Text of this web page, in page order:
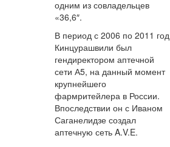
одним из совладельцев
«36,6″.
В период с 2006 по 2011 год
Кинцурашвили был
гендиректором аптечной
сети А5, на данный момент
крупнейшего
фармритейлера в России.
Впоследствии он с Иваном
Саганелидзе создал
аптечную сеть A.V.E.